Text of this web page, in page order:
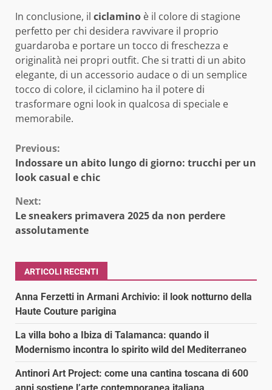
In conclusione, il ciclamino è il colore di stagione
perfetto per chi desidera ravvivare il proprio
guardaroba e portare un tocco di freschezza e
originalità nei propri outfit. Che si tratti di un abito
elegante, di un accessorio audace o di un semplice
tocco di colore, il ciclamino ha il potere di
trasformare ogni look in qualcosa di speciale e
memorabile.
Continue
Reading
Previous:
Indossare un abito lungo di giorno: trucchi per un
look casual e chic
Next:
Le sneakers primavera 2025 da non perdere
assolutamente
ARTICOLI RECENTI
Anna Ferzetti in Armani Archivio: il look notturno della
Haute Couture parigina
La villa boho a Ibiza di Talamanca: quando il
Modernismo incontra lo spirito wild del Mediterraneo
Antinori Art Project: come una cantina toscana di 600
anni sostiene l’arte contemporanea italiana